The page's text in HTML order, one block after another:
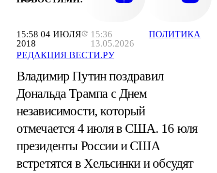
15:58 04 ИЮЛЯ
2018
15:36
13.05.2026
РЕДАКЦИЯ ВЕСТИ.РУ
ПОЛИТИКА
Владимир Путин поздравил
Дональда Трампа с Днем
независимости, который
отмечается 4 июля в США. 16 юля
президенты России и США
встретятся в Хельсинки и обсудят